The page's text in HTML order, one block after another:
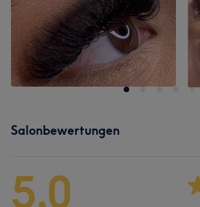
Salonbewertungen
5,0